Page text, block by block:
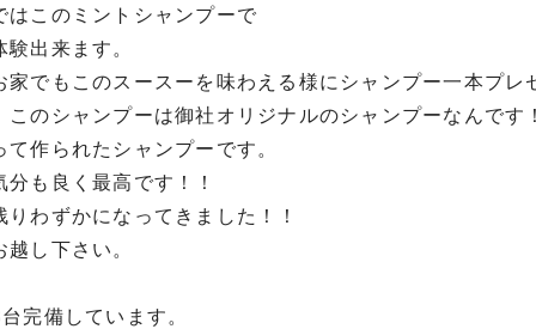
はこのミントシャンプーで
験出来ます。
家でもこのスースーを味わえる様にシャンプー一本プレ
このシャンプーは御社オリジナルのシャンプーなんです
て作られたシャンプーです。
分も良く最高です！！
りわずかになってきました！！
し下さい。
完備しています。